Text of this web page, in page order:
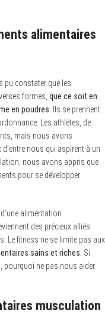
alimentaires
pu constater que les
formes, que ce soit en
en poudres.
Ils se prennent
Les athlètes, de
mais nous avons
nous qui aspirent à un
nous avons appris que
pour se développer
alimentation
des précieux alliés
Le fitness ne se limite pas aux
sains et riches. Si
pourquoi ne pas nous aider
musculation